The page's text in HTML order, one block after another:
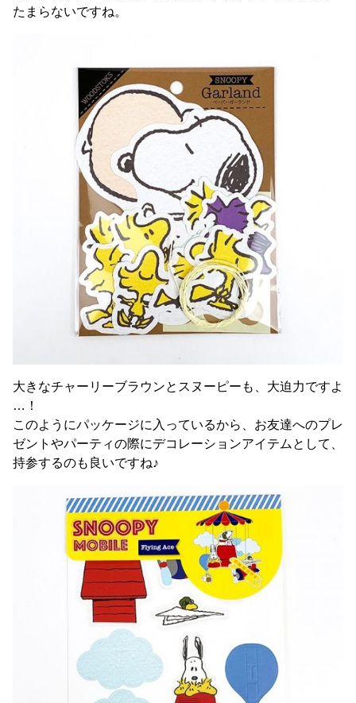
たまらないですね。
大きなチャーリーブラウンとスヌーピーも、大迫力ですよ
…！
このようにパッケージに入っているから、お友達へのプレ
ゼントやパーティの際にデコレーションアイテムとして、
持参するのも良いですね♪